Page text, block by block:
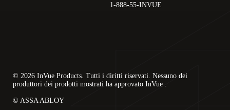
1-888-55-INVUE
© 2026 InVue Products. Tutti i diritti riservati. Nessuno dei
produttori dei prodotti mostrati ha approvato InVue .
© ASSA ABLOY